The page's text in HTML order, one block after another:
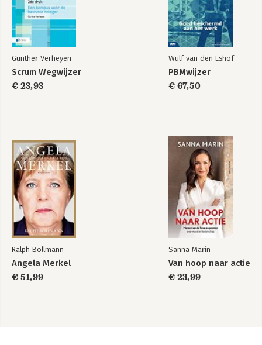
Gunther Verheyen
Scrum Wegwijzer
€ 23,93
Wulf van den Eshof
PBMwijzer
€ 67,50
Ralph Bollmann
Angela Merkel
€ 51,99
Sanna Marin
Van hoop naar actie
€ 23,99